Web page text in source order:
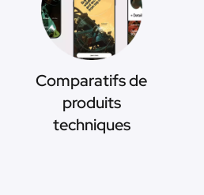
Comparatifs de
produits
techniques